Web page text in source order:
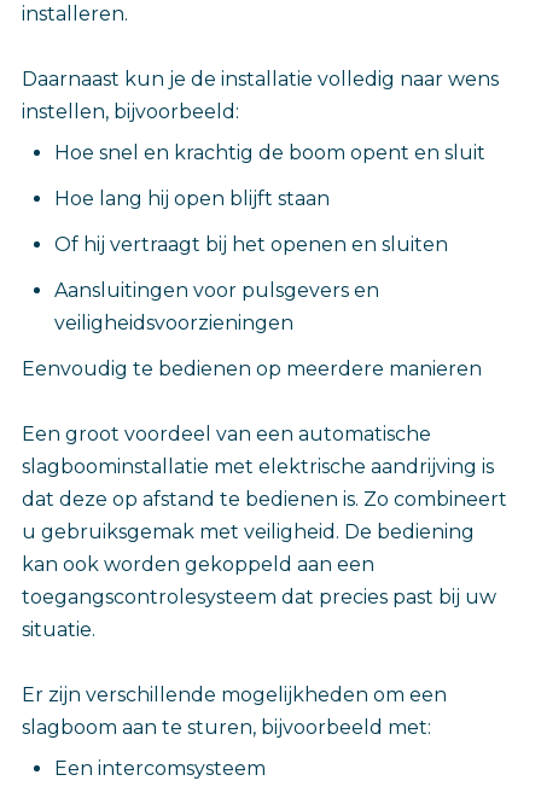
installeren.
Daarnaast kun je de installatie volledig naar wens
instellen, bijvoorbeeld:
Hoe snel en krachtig de boom opent en sluit
Hoe lang hij open blijft staan
Of hij vertraagt bij het openen en sluiten
Aansluitingen voor pulsgevers en
veiligheidsvoorzieningen
Eenvoudig te bedienen op meerdere manieren
Een groot voordeel van een automatische
slagboominstallatie met elektrische aandrijving is
dat deze op afstand te bedienen is. Zo combineert
u gebruiksgemak met veiligheid. De bediening
kan ook worden gekoppeld aan een
toegangscontrolesysteem dat precies past bij uw
situatie.
Er zijn verschillende mogelijkheden om een
slagboom aan te sturen, bijvoorbeeld met:
Een intercomsysteem